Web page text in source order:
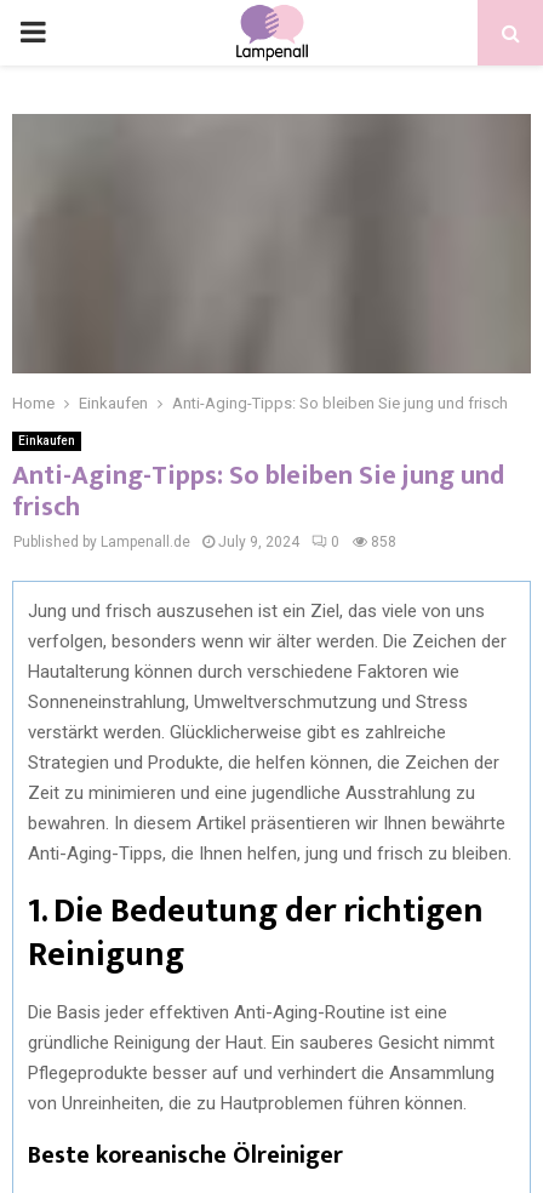
Home Einkaufen Anti-Aging-Tipps: So bleiben Sie jung und frisch
Einkaufen
Anti-Aging-Tipps: So bleiben Sie jung und
frisch
Published by Lampenall.de July 9, 2024 0 858
Jung und frisch auszusehen ist ein Ziel, das viele von uns
verfolgen, besonders wenn wir älter werden. Die Zeichen der
Hautalterung können durch verschiedene Faktoren wie
Sonneneinstrahlung, Umweltverschmutzung und Stress
verstärkt werden. Glücklicherweise gibt es zahlreiche
Strategien und Produkte, die helfen können, die Zeichen der
Zeit zu minimieren und eine jugendliche Ausstrahlung zu
bewahren. In diesem Artikel präsentieren wir Ihnen bewährte
Anti-Aging-Tipps, die Ihnen helfen, jung und frisch zu bleiben.
1. Die Bedeutung der richtigen
Reinigung
Die Basis jeder effektiven Anti-Aging-Routine ist eine
gründliche Reinigung der Haut. Ein sauberes Gesicht nimmt
Pflegeprodukte besser auf und verhindert die Ansammlung
von Unreinheiten, die zu Hautproblemen führen können.
Beste koreanische Ölreiniger